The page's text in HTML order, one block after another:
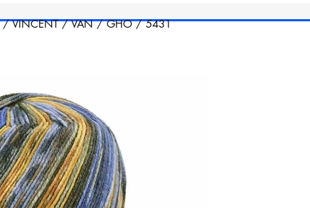
/ VINCENT / VAN / GHO / 5431